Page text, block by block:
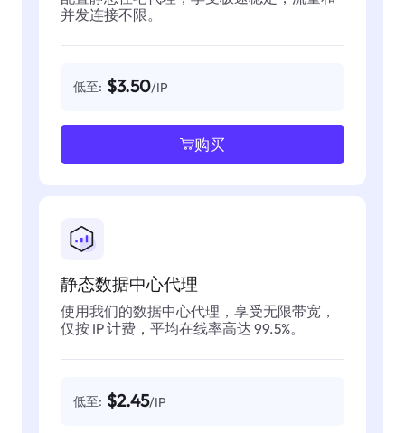
并发连接不限。
低至: $3.50/IP
购买
静态数据中心代理
使用我们的数据中心代理，享受无限带宽，
仅按 IP 计费，平均在线率高达 99.5%。
低至: $2.45/IP